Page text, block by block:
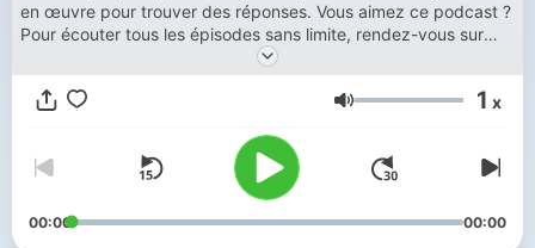
en œuvre pour trouver des réponses. Vous aimez ce podcast ?
Pour écouter tous les épisodes sans limite, rendez-vous sur
Volumen 1 x
00:00 00:00